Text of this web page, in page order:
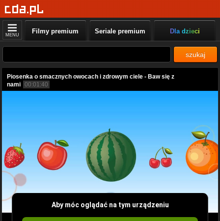
MENU Filmy premium Seriale premium Dla dzieci
szukaj
Piosenka o smacznych owocach i zdrowym ciele - Baw się z
nami 00:01:40
Aby móc oglądać na tym urządzeniu